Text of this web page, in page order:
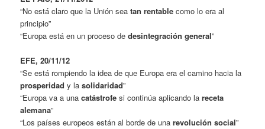
“No está claro que la Unión seatan rentable como lo era al
principio”
“Europa está en un proceso dedesintegración general”
EFE, 20/11/12
“Se está rompiendo la idea de que Europa era el camino hacia la
prosperidad y lasolidaridad”
“Europa va a unacatástrofe si continúa aplicando lareceta
alemana”
“Los países europeos están al borde de unarevolución social”